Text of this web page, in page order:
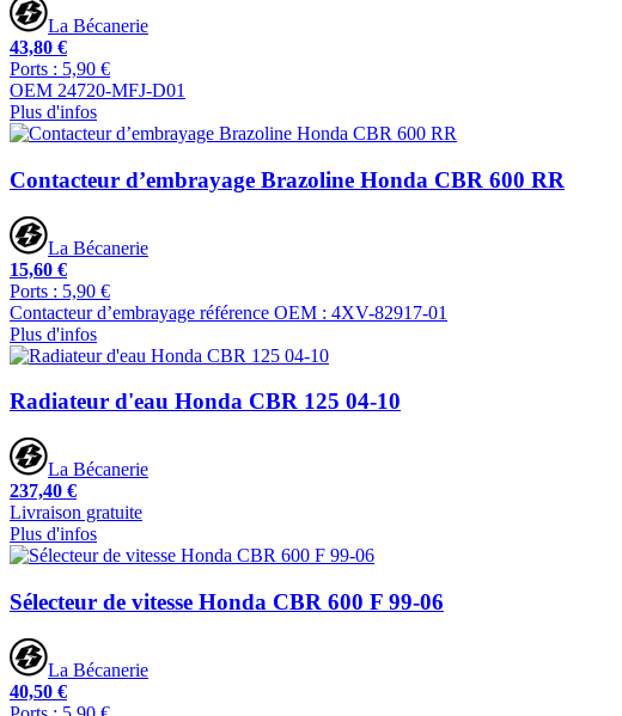
La Bécanerie
43,80 €
Ports : 5,90 €
OEM 24720-MFJ-D01
Plus d'infos
Contacteur d’embrayage Brazoline Honda CBR 600 RR
La Bécanerie
15,60 €
Ports : 5,90 €
Contacteur d’embrayage référence OEM : 4XV-82917-01
Plus d'infos
Radiateur d'eau Honda CBR 125 04-10
La Bécanerie
237,40 €
Livraison gratuite
Plus d'infos
Sélecteur de vitesse Honda CBR 600 F 99-06
La Bécanerie
40,50 €